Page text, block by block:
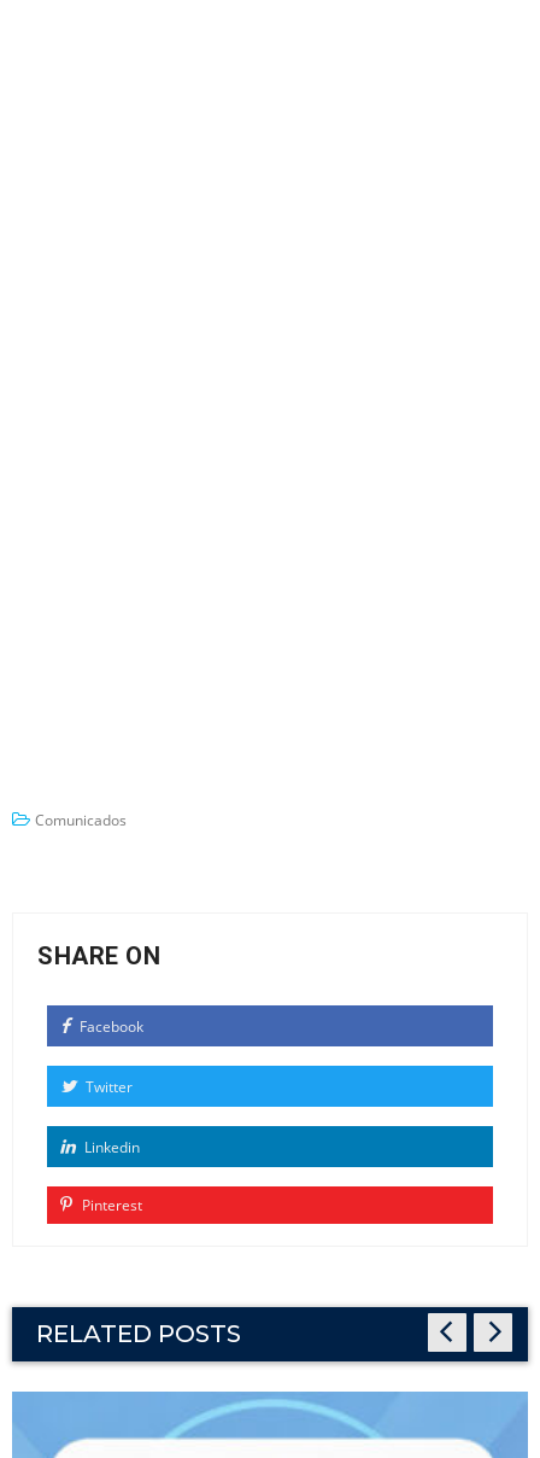
Comunicados
SHARE ON
Facebook
Twitter
Linkedin
Pinterest
RELATED POSTS